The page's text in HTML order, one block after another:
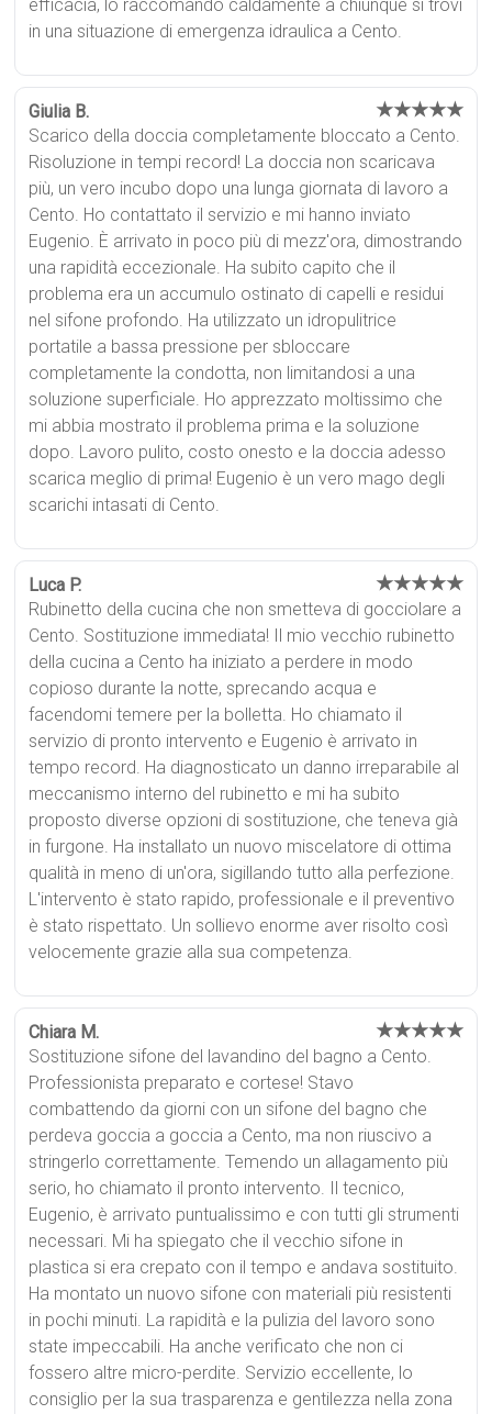
efficacia, lo raccomando caldamente a chiunque si trovi
in una situazione di emergenza idraulica a Cento.
Giulia B. ★★★★★
Scarico della doccia completamente bloccato a Cento.
Risoluzione in tempi record! La doccia non scaricava
più, un vero incubo dopo una lunga giornata di lavoro a
Cento. Ho contattato il servizio e mi hanno inviato
Eugenio. È arrivato in poco più di mezz'ora, dimostrando
una rapidità eccezionale. Ha subito capito che il
problema era un accumulo ostinato di capelli e residui
nel sifone profondo. Ha utilizzato un idropulitrice
portatile a bassa pressione per sbloccare
completamente la condotta, non limitandosi a una
soluzione superficiale. Ho apprezzato moltissimo che
mi abbia mostrato il problema prima e la soluzione
dopo. Lavoro pulito, costo onesto e la doccia adesso
scarica meglio di prima! Eugenio è un vero mago degli
scarichi intasati di Cento.
Luca P. ★★★★★
Rubinetto della cucina che non smetteva di gocciolare a
Cento. Sostituzione immediata! Il mio vecchio rubinetto
della cucina a Cento ha iniziato a perdere in modo
copioso durante la notte, sprecando acqua e
facendomi temere per la bolletta. Ho chiamato il
servizio di pronto intervento e Eugenio è arrivato in
tempo record. Ha diagnosticato un danno irreparabile al
meccanismo interno del rubinetto e mi ha subito
proposto diverse opzioni di sostituzione, che teneva già
in furgone. Ha installato un nuovo miscelatore di ottima
qualità in meno di un'ora, sigillando tutto alla perfezione.
L'intervento è stato rapido, professionale e il preventivo
è stato rispettato. Un sollievo enorme aver risolto così
velocemente grazie alla sua competenza.
Chiara M. ★★★★★
Sostituzione sifone del lavandino del bagno a Cento.
Professionista preparato e cortese! Stavo
combattendo da giorni con un sifone del bagno che
perdeva goccia a goccia a Cento, ma non riuscivo a
stringerlo correttamente. Temendo un allagamento più
serio, ho chiamato il pronto intervento. Il tecnico,
Eugenio, è arrivato puntualissimo e con tutti gli strumenti
necessari. Mi ha spiegato che il vecchio sifone in
plastica si era crepato con il tempo e andava sostituito.
Ha montato un nuovo sifone con materiali più resistenti
in pochi minuti. La rapidità e la pulizia del lavoro sono
state impeccabili. Ha anche verificato che non ci
fossero altre micro-perdite. Servizio eccellente, lo
consiglio per la sua trasparenza e gentilezza nella zona